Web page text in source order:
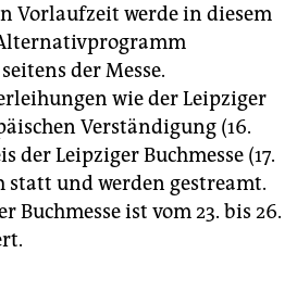
Vorlaufzeit werde in diesem
der Messe.
wie der Leipziger
Verständigung (16.
der Leipziger Buchmesse (17.
statt und werden gestreamt.
Buchmesse ist vom 23. bis 26.